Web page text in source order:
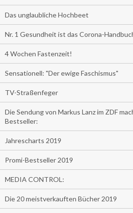
Das unglaubliche Hochbeet
Nr. 1 Gesundheit ist das Corona-
4 Wochen Fastenzeit!
Sensationell: "Der ewige Faschismus"
TV-Straßenfeger
Die Sendung von Markus Lanz im ZDF
Bestseller:
Jahrescharts 2019
Promi-Bestseller 2019
MEDIA CONTROL:
Die 20 meistverkauften Bücher 2019